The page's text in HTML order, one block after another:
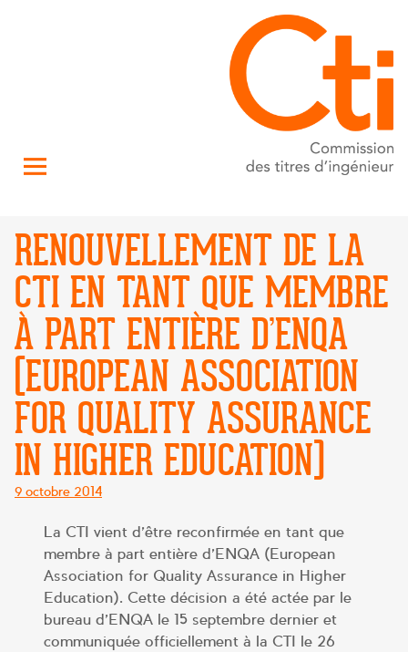
RENOUVELLEMENT DE LA
CTI EN TANT QUE MEMBRE
À PART ENTIÈRE D’ENQA
(EUROPEAN ASSOCIATION
FOR QUALITY ASSURANCE
IN HIGHER EDUCATION)
Posté
9 octobre 2014
La CTI vient d’être reconfirmée en tant que
membre à part entière d’ENQA (European
Association for Quality Assurance in Higher
Education). Cette décision a été actée par le
bureau d’ENQA le 15 septembre dernier et
communiquée officiellement à la CTI le 26